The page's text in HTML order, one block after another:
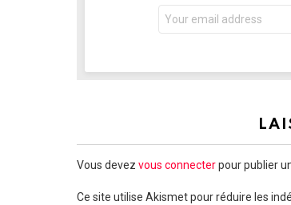
Vous devez vous connecterpour publier
Ce site utilise Akismet pour réduire les